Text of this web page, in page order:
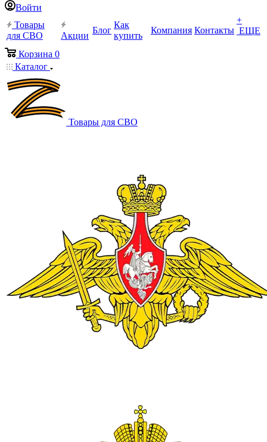
Войти
Товары
для СВО
Акции
Блог
Как
купить
Компания Контакты
+
ЕЩЕ
Корзина 0
Каталог
Товары для СВО